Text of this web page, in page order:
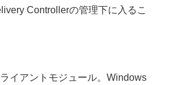
Controllerの管理下に入るこ
イアントモジュール。Windows